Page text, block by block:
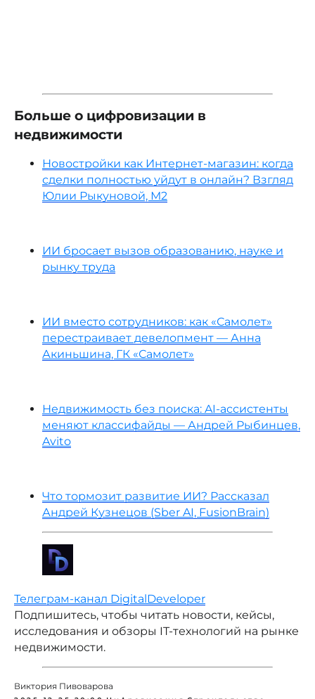
Больше о цифровизации в
недвижимости
Новостройки как Интернет-магазин: когда
сделки полностью уйдут в онлайн? Взгляд
Юлии Рыкуновой, М2
ИИ бросает вызов образованию, науке и
рынку труда
ИИ вместо сотрудников: как «Самолет»
перестраивает девелопмент — Анна
Акиньшина, ГК «Самолет»
Недвижимость без поиска: AI-ассистенты
меняют классифайды — Андрей Рыбинцев,
Avito
Что тормозит развитие ИИ? Рассказал
Андрей Кузнецов (Sber AI, FusionBrain)
Телеграм-канал DigitalDeveloper
Подпишитесь, чтобы читать новости, кейсы,
исследования и обзоры IT-технологий на рынке
недвижимости.
Виктория Пивоварова